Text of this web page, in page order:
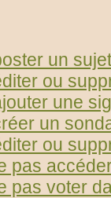
un
ou
une
un
ou
pas
pas voter